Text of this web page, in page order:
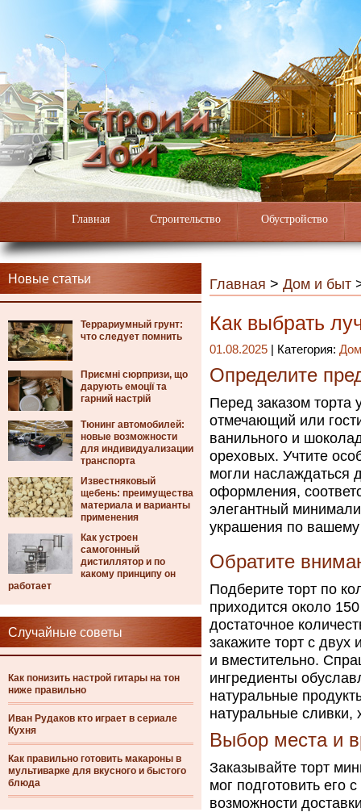
Главная Строительство Обустройство
Новые статьи
Террариумный грунт:
что следует помнить
Приємні сюрпризи, що
дарують емоції та
гарний настрій
Тюнинг автомобилей:
новые возможности
для индивидуализации
транспорта
Известняковый
щебень: преимущества
материала и варианты
применения
Как устроен
самогонный
дистиллятор и по
какому принципу он
работает
Случайные советы
Как понизить настрой гитары на тон
ниже правильно
Иван Рудаков кто играет в сериале
Кухня
Как правильно готовить макароны в
мультиварке для вкусного и быстого
блюда
Главная > Дом и быт
Как выбрать
01.08.2025 | Категория:
Определите
Перед заказом торта
отмечающий или
ванильного и
ореховых. Учтите
могли наслаждаться
оформления,
элегантный
украшения по
Обратите
Подберите торт по
приходится около
достаточное
закажите торт с
и вместительно.
ингредиенты
натуральные
натуральные
Выбор места и
Заказывайте торт
мог подготовить его
возможности